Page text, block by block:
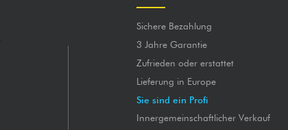
Sichere Bezahlung
3 Jahre Garantie
Zufrieden oder erstattet
Lieferung in Europe
Sie sind ein Profi
Innergemeinschaftlicher Verkauf